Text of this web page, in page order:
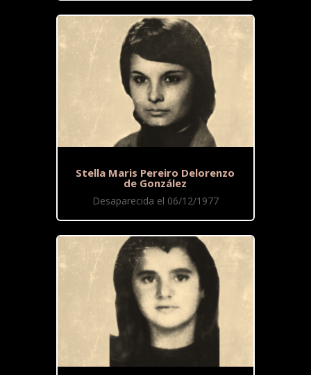
Stella Maris Pereiro Delorenzo
de González
Desaparecida el 06/12/1977